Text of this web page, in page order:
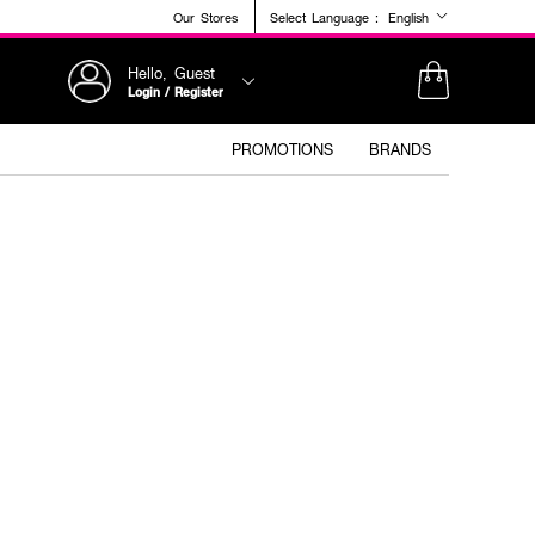
Our Stores Select Language : English
Hello, Guest
Login / Register
PROMOTIONS BRANDS